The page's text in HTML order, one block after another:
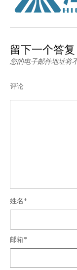
留下一个答复
您的电子邮件地址将
评论
姓名*
邮箱*